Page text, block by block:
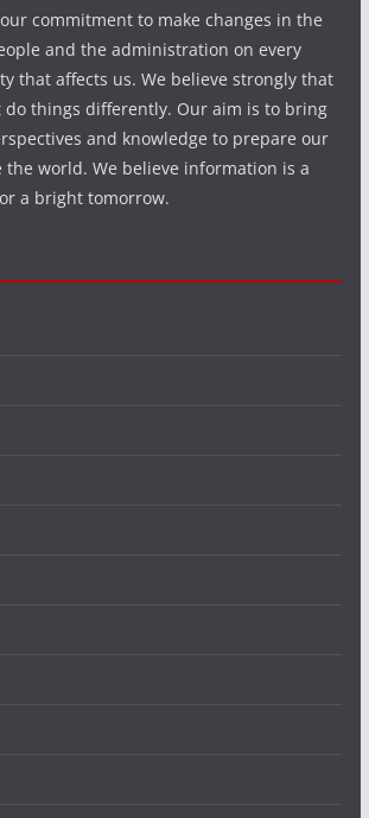
commitment to make changes in the
and the administration on every
that affects us. We believe strongly that
do things differently. Our aim is to bring
and knowledge to prepare our
the world. We believe information is a
a bright tomorrow.